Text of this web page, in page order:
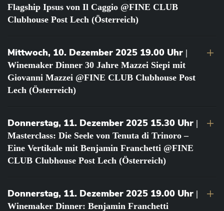
Flagship Ipsus von Il Caggio @FINE CLUB
Clubhouse Post Lech (Österreich)
Mittwoch, 10. Dezember 2025 19.00 Uhr |
Winemaker Dinner 30 Jahre Mazzei Siepi mit
Giovanni Mazzei @FINE CLUB Clubhouse Post
Lech (Österreich)
Donnerstag, 11. Dezember 2025 15.30 Uhr |
Masterclass: Die Seele von Tenuta di Trinoro –
Eine Vertikale mit Benjamin Franchetti @FINE
CLUB Clubhouse Post Lech (Österreich)
Donnerstag, 11. Dezember 2025 19.00 Uhr |
Winemaker Dinner: Benjamin Franchetti